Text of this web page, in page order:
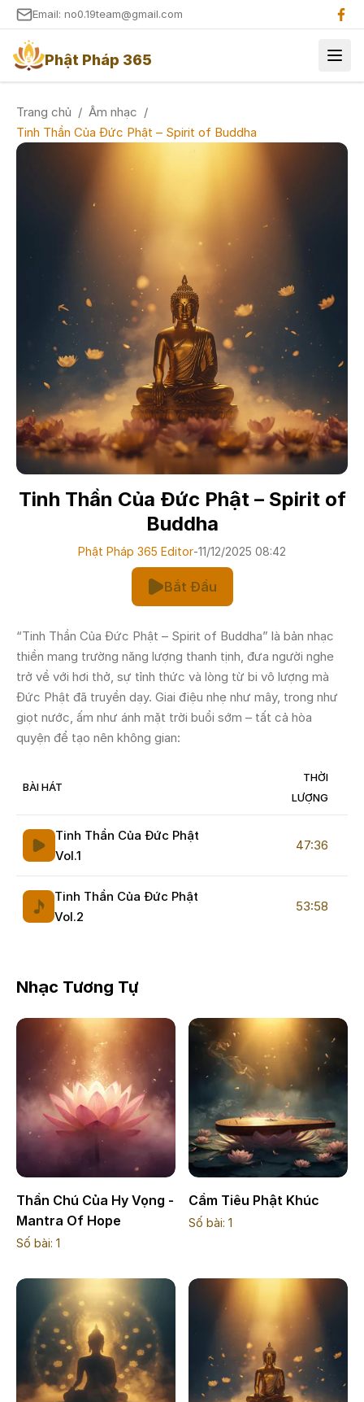
Email: no0.19team@gmail.com
Phật Pháp 365
Trang chủ / Âm nhạc /
Tinh Thần Của Đức Phật – Spirit of Buddha
Tinh Thần Của Đức Phật – Spirit of
Buddha
Phật Pháp 365 Editor-11/12/2025 08:42
Bắt Đầu
“Tinh Thần Của Đức Phật – Spirit of Buddha” là bản nhạc
thiền mang trường năng lượng thanh tịnh, đưa người nghe
trở về với hơi thở, sự tỉnh thức và lòng từ bi vô lượng mà
Đức Phật đã truyền dạy. Giai điệu nhẹ như mây, trong như
giọt nước, ấm như ánh mặt trời buổi sớm – tất cả hòa
quyện để tạo nên không gian:
BÀI HÁT
THỜI
LƯỢNG
Tinh Thần Của Đức Phật
Vol.1
47:36
Tinh Thần Của Đức Phật
Vol.2
53:58
Nhạc Tương Tự
Thần Chú Của Hy Vọng -
Mantra Of Hope
Số bài: 1
Cầm Tiêu Phật Khúc
Số bài: 1